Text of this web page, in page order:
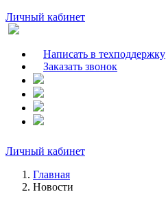
Личный кабинет
Написать в техподдержку
Заказать звонок
Личный кабинет
Главная
Новости